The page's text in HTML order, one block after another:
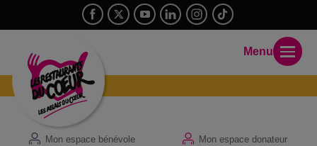
Mon espace bénévole Mon espace donateur
Menu